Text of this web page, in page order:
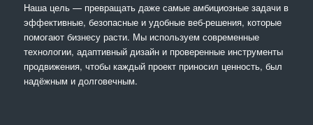
Наша цель — превращать даже самые амбициозные задачи в
эффективные, безопасные и удобные веб-решения, которые
помогают бизнесу расти. Мы используем современные
технологии, адаптивный дизайн и проверенные инструменты
продвижения, чтобы каждый проект приносил ценность, был
надёжным и долговечным.